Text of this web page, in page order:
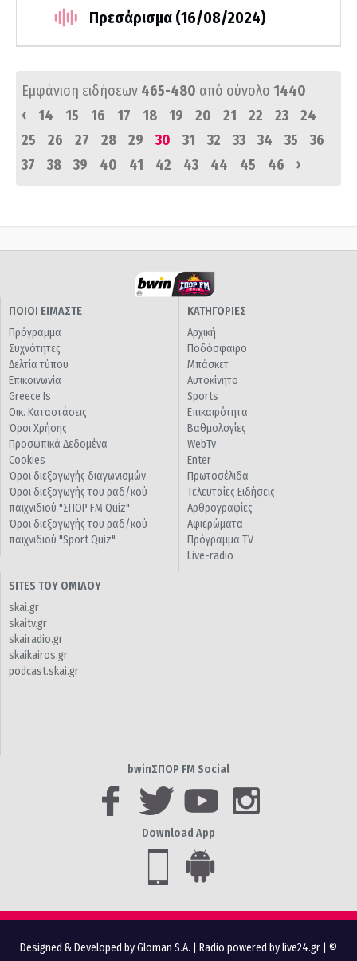
Πρεσάρισμα (16/08/2024)
Εμφάνιση ειδήσεων 465-480 από σύνολο 1440
‹
14 15 16 17 18 19 20 21 22 23
24
25
26 27 28 29 30 31 32 33 34 35
36
37
38 39 40 41 42 43 44 45 46 ›
ΠΟΙΟΙ ΕΙΜΑΣΤΕ
Πρόγραμμα
Συχνότητες
Δελτία τύπου
Επικοινωνία
Greece Is
Οικ. Καταστάσεις
Όροι Χρήσης
Προσωπικά Δεδομένα
Cookies
Όροι διεξαγωγής διαγωνισμών
Όροι διεξαγωγής του ραδ/κού
παιχνιδιού "ΣΠΟΡ FM Quiz"
Όροι διεξαγωγής του ραδ/κού
παιχνιδιού "Sport Quiz"
ΚΑΤΗΓΟΡΙΕΣ
Αρχική
Ποδόσφαιρο
Μπάσκετ
Αυτοκίνητο
Sports
Επικαιρότητα
Βαθμολογίες
WebTv
Enter
Πρωτοσέλιδα
Τελευταίες Ειδήσεις
Αρθρογραφίες
Αφιερώματα
Πρόγραμμα TV
Live-radio
SITES ΤΟΥ ΟΜΙΛΟΥ
skai.gr
skaitv.gr
skairadio.gr
skaikairos.gr
podcast.skai.gr
bwinΣΠΟΡ FM Social
Download App
Designed & Developed by Gloman S.A. Radio powered by live24.gr | ©